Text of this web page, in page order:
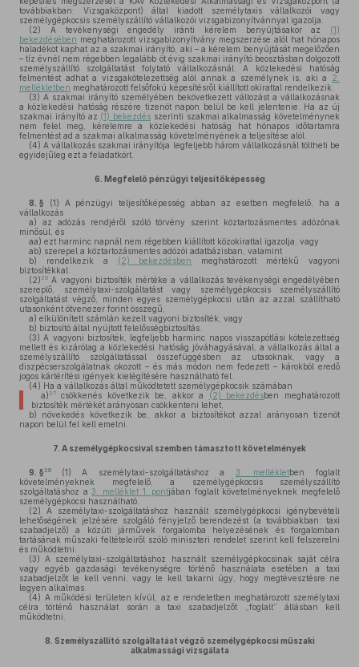
továbbiakban: Vizsgaközpont) által kiadott személytaxis vállalkozói vagy
személygépkocsis személyszállító vállalkozói vizsgabizonyítvánnyal igazolja.
(2) A tevékenységi engedély iránti kérelem benyújtásakor az (1)
bekezdésében meghatározott vizsgabizonyítvány megszerzése alól hat hónapos
haladékot kaphat az a szakmai irányító, aki – a kérelem benyújtását megelőzően
– tíz évnél nem régebben legalább öt évig szakmai irányító beosztásban dolgozott
személyszállító szolgáltatást folytató vállalkozásnál. A közlekedési hatóság
felmentést adhat a vizsgakötelezettség alól annak a személynek is, aki a 2.
mellékletben meghatározott felsőfokú képesítésről kiállított okirattal rendelkezik.
(3) A szakmai irányító személyében bekövetkezett változást a vállalkozásnak
a közlekedési hatóság részére tizenöt napon belül be kell jelentenie. Ha az új
szakmai irányító az (1) bekezdés szerinti szakmai alkalmasság követelménynek
nem felel meg, kérelemre a közlekedési hatóság hat hónapos időtartamra
felmentést ad a szakmai alkalmasság követelményének a teljesítése alól.
(4) A vállalkozás szakmai irányítója legfeljebb három vállalkozásnál töltheti be
egyidejűleg ezt a feladatkört.
6. Megfelelő pénzügyi teljesítőképesség
8. § (1) A pénzügyi teljesítőképesség abban az esetben megfelelő, ha a
vállalkozás
a) az adózás rendjéről szóló törvény szerint köztartozásmentes adózónak
minősül, és
aa) ezt harminc napnál nem régebben kiállított közokirattal igazolja, vagy
ab) szerepel a köztartozásmentes adózói adatbázisban, valamint
b) rendelkezik a (2) bekezdésben
meghatározott mértékű vagyoni
biztosítékkal.
(2) 26 A vagyoni biztosíték mértéke a vállalkozás tevékenységi engedélyében
szereplő, személytaxi-szolgáltatást vagy személygépkocsis személyszállító
szolgáltatást végző, minden egyes személygépkocsi után az azzal szállítható
utasonként ötvenezer forint összegű,
a) elkülönített számlán kezelt vagyoni biztosíték, vagy
b) biztosító által nyújtott felelősségbiztosítás.
(3) A vagyoni biztosíték, legfeljebb harminc napos visszapótlási kötelezettség
mellett és kizárólag a közlekedési hatóság jóváhagyásával, a vállalkozás által a
személyszállító szolgáltatással összefüggésben az utasoknak, vagy a
diszpécserszolgálatnak okozott – és más módon nem fedezett – károkból eredő
jogos kártérítési igények kielégítésére használható fel.
(4) Ha a vállalkozás által működtetett személygépkocsik számában
a) 27csökkenés következik be, akkor a (2) bekezdésben meghatározott
biztosíték mértékét arányosan csökkenteni lehet,
b) növekedés következik be, akkor a biztosítékot azzal arányosan tizenöt
napon belül fel kell emelni.
7. A személygépkocsival szemben támasztott követelmények
9. §28 (1) A személytaxi-szolgáltatáshoz a 3. mellékletben foglalt
követelményeknek megfelelő, a személygépkocsis személyszállító
szolgáltatáshoz a3. melléklet 1. pontjában foglalt követelményeknek megfelelő
személygépkocsi használható.
(2) A személytaxi-szolgáltatáshoz használt személygépkocsi igénybevételi
lehetőségének jelzésére szolgáló fényjelző berendezést (a továbbiakban: taxi
szabadjelző) a közúti járművek forgalomba helyezésének és forgalomban
tartásának műszaki feltételeiről szóló miniszteri rendelet szerint kell felszerelni
és működtetni.
(3) A személytaxi-szolgáltatáshoz használt személygépkocsinak saját célra
vagy egyéb gazdasági tevékenységre történő használata esetében a taxi
szabadjelzőt le kell venni, vagy le kell takarni úgy, hogy megtévesztésre ne
legyen alkalmas.
(4) A működési területen kívül, az e rendeletben meghatározott személytaxi
célra történő használat során a taxi szabadjelzőt „foglalt” állásban kell
működtetni.
8. Személyszállító szolgáltatást végző személygépkocsi műszaki
alkalmassági vizsgálata